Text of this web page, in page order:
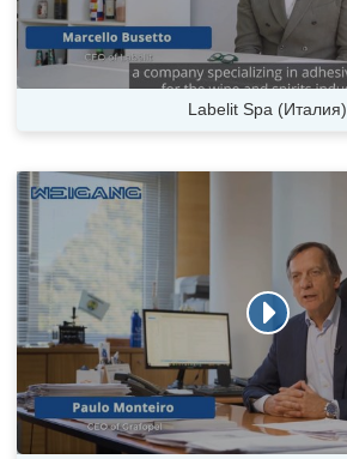
Labelit Spa (Италия)